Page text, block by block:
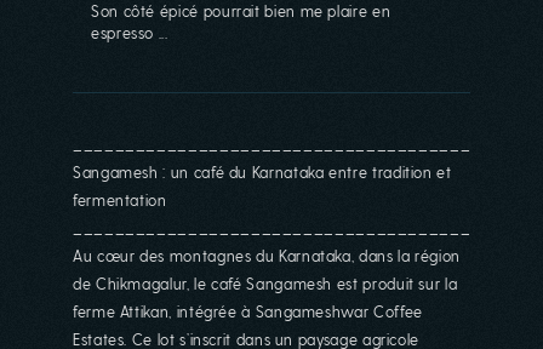
Son côté épicé pourrait bien me plaire en
espresso ...
Sangamesh : un café du Karnataka entre tradition et
fermentation
Au cœur des montagnes du Karnataka, dans la région
de Chikmagalur, le café Sangamesh est produit sur la
ferme Attikan, intégrée à Sangameshwar Coffee
Estates. Ce lot s’inscrit dans un paysage agricole